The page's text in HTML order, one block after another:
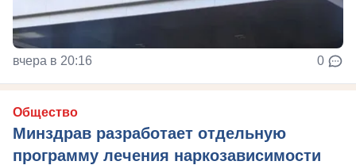
вчера в 20:16 0
Общество
Минздрав разработает отдельную
программу лечения наркозависимости